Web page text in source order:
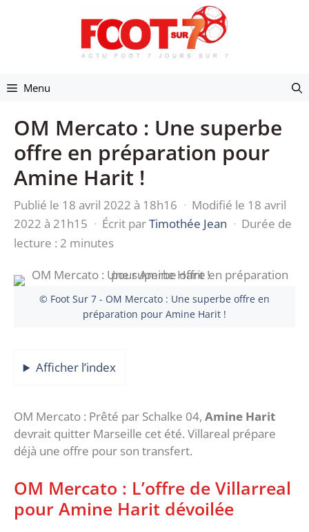
Menu
OM Mercato : Une superbe
offre en préparation pour
Amine Harit !
Publié le 18 avril 2022 à 18h16 · Modifié le 18 avril
2022 à 21h15 · Écrit parTimothée Jean · Durée de
lecture : 2 minutes
© Foot Sur 7 - OM Mercato : Une superbe offre en
préparation pour Amine Harit !
Afficher l’index
OM Mercato : Prêté par Schalke 04, Amine Harit
devrait quitter Marseille cet été. Villareal prépare
déjà une offre pour son transfert.
OM Mercato : L’offre de Villarreal
pour Amine Harit dévoilée